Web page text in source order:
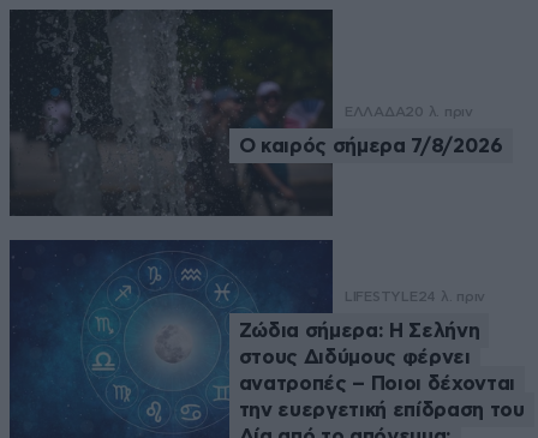
ΕΛΛΑΔΑ20 λ. πριν
Ο καιρός σήμερα 7/8/2026
LIFESTYLE24 λ. πριν
Ζώδια σήμερα: Η Σελήνη
στους Διδύμους φέρνει
ανατροπές – Ποιοι δέχονται
την ευεργετική επίδραση του